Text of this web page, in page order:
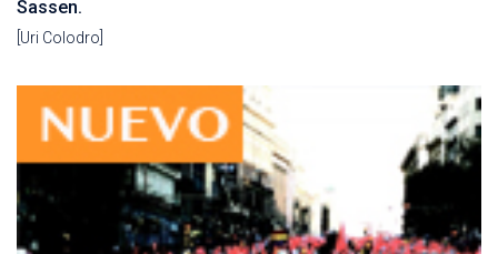
Sassen.
[Uri Colodro]